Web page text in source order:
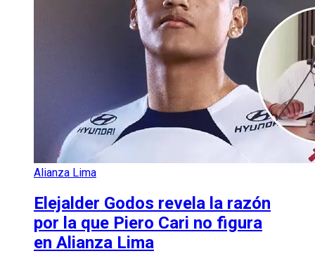
Alianza Lima
Elejalder Godos revela la razón
por la que Piero Cari no figura
en Alianza Lima